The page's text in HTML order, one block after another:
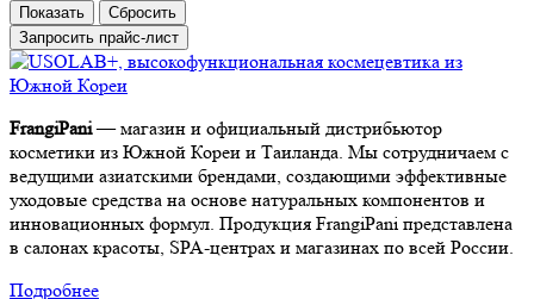
Сбросить
Запросить прайс-лист
FrangiPani— магазин и официальный дистрибьютор
косметики из Южной Кореи и Таиланда. Мы сотрудничаем с
ведущими азиатскими брендами, создающими эффективные
уходовые средства на основе натуральных компонентов и
инновационных формул. Продукция FrangiPani представлена
в салонах красоты, SPA-центрах и магазинах по всей России.
Подробнее